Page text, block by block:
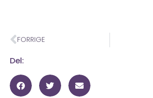
FORRIGE
Del: